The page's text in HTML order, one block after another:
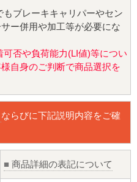
ブレーキキャリパーやセン
ー併用や加工等が必要にな
否や負荷能力(LI値)等につい
自身のご判断で商品選択を
ならびに下記説明内容をご確
■ 商品詳細の表記について